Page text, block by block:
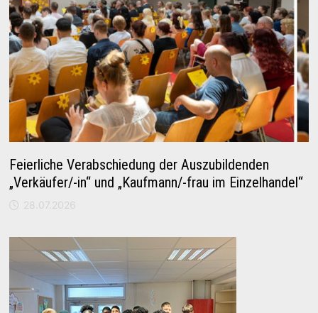
Feierliche Verabschiedung der Auszubildenden
„Verkäufer/-in“ und „Kaufmann/-frau im Einzelhandel“
28.07.2026